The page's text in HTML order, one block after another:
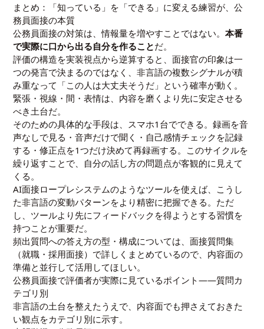
まとめ：「知っている」を「できる」に変える練習が、公
務員面接の本質
公務員面接の対策は、情報量を増やすことではない。本番
で実際に口から出る自分を作ることだ。
評価の構造を実装視点から逆算すると、面接官の印象は一
つの発言で決まるのではなく、非言語の複数シグナルが積
み重なって「この人は大丈夫そうだ」という確率が動く。
緊張・視線・間・表情は、内容を磨くより先に安定させる
べき土台だ。
そのための具体的な手段は、スマホ1台でできる。録画を音
声なしで見る・音声だけで聞く・自己感情チェックを記録
する・修正点を1つだけ決めて再録画する。このサイクルを
繰り返すことで、自分の話し方の問題点が客観的に見えて
くる。
AI面接ロープレシステムのようなツールを使えば、こうし
た非言語の変動パターンをより精密に把握できる。ただ
し、ツールより先にフィードバックを得ようとする習慣を
持つことが重要だ。
頻出質問への答え方の型・構成については、面接質問集
（就職・採用面接） で詳しくまとめているので、内容面の
準備と並行して活用してほしい。
公務員面接で評価者が実際に見ているポイント――質問カ
テゴリ別
非言語の土台を整えたうえで、内容面でも押さえておきた
い観点をカテゴリ別に示す。